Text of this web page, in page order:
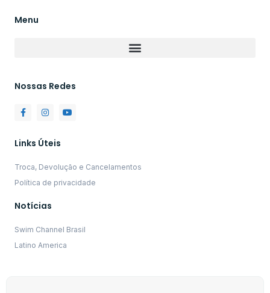
Menu
Nossas Redes
Links Úteis
Troca, Devolução e Cancelamentos
Política de privacidade
Notícias
Swim Channel Brasil
Latino America